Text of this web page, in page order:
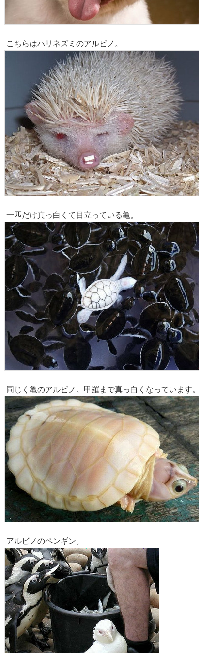
こちらはハリネズミのアルビノ。
一匹だけ真っ白くて目立っている亀。
同じく亀のアルビノ。甲羅まで真っ白くなっています。
アルビノのペンギン。